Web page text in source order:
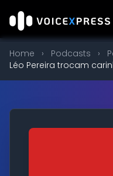
Home › Podcasts ›
Léo Pereira trocam